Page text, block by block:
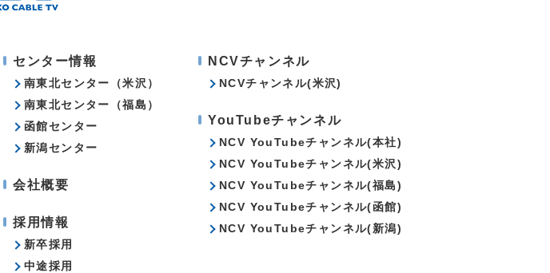
センター情報
南東北センター（米沢）
南東北センター（福島）
函館センター
新潟センター
会社概要
採用情報
新卒採用
中途採用
NCVチャンネル
NCVチャンネル(米沢)
YouTubeチャンネル
NCV YouTubeチャンネル(本社)
NCV YouTubeチャンネル(米沢)
NCV YouTubeチャンネル(福島)
NCV YouTubeチャンネル(函館)
NCV YouTubeチャンネル(新潟)